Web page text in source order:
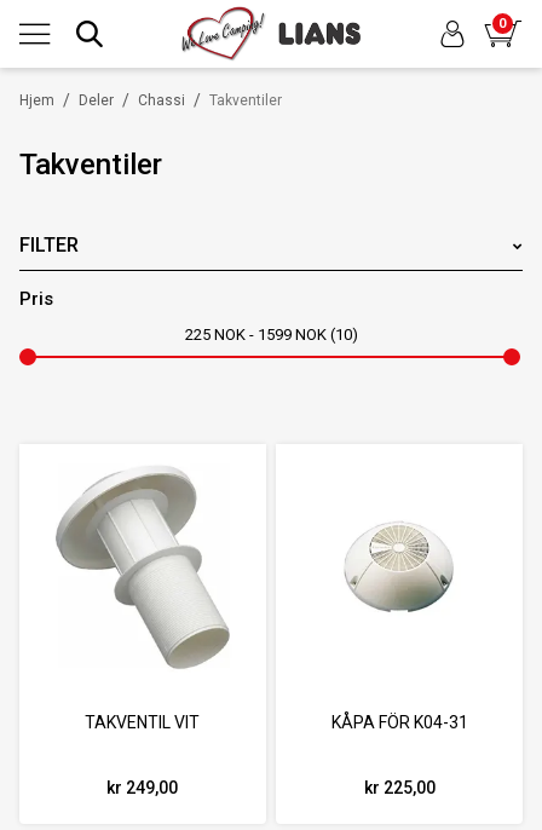
0
/
Hjem /
Deler /
Chassi Takventiler
Takventiler
FILTER
MERKER
Pris
225 NOK 1599 NOK 10
TAKVENTIL VIT
kr 249,00
KÅPA FÖR K04-31
kr 225,00